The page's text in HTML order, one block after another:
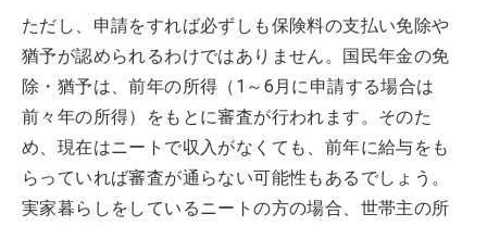
ただし、申請をすれば必ずしも保険料の支払い免除や
猶予が認められるわけではありません。国民年金の免
除・猶予は、前年の所得（1～6月に申請する場合は
前々年の所得）をもとに審査が行われます。そのた
め、現在はニートで収入がなくても、前年に給与をも
らっていれば審査が通らない可能性もあるでしょう。
実家暮らしをしているニートの方の場合、世帯主の所